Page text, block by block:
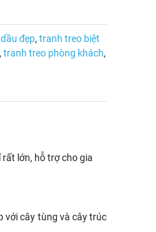
đẹp, tranh treo biệt
, tranh treo phòng khách,
lớn, hỗ trợ cho gia
với cây tùng và cây trúc